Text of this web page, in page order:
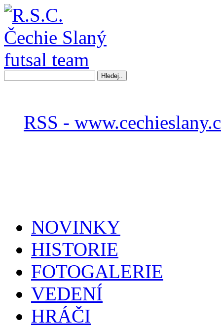
RSS -
NOVINKY
HISTORIE
FOTOGALERIE
VEDENÍ
HRÁČI